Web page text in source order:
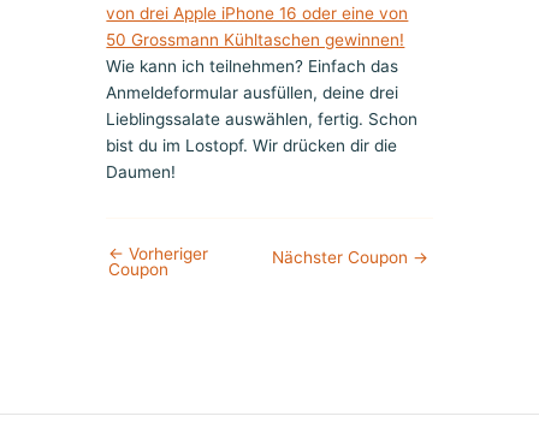
von drei Apple iPhone 16 oder eine von
50 Grossmann Kühltaschen gewinnen!
Wie kann ich teilnehmen? Einfach das
Anmeldeformular ausfüllen, deine drei
Lieblingssalate auswählen, fertig. Schon
bist du im Lostopf. Wir drücken dir die
Daumen!
← Vorheriger
Coupon
Nächster Coupon →